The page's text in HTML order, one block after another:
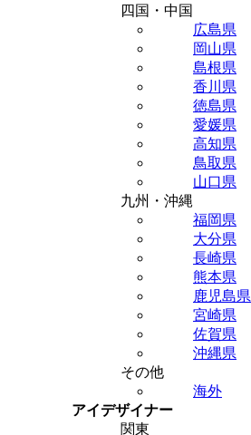
四国・中国
広島県
岡山県
島根県
香川県
徳島県
愛媛県
高知県
鳥取県
山口県
九州・沖縄
福岡県
大分県
長崎県
熊本県
鹿児島県
宮崎県
佐賀県
沖縄県
その他
海外
アイデザイナー
関東